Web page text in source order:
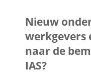
Nieuw
werkgevers
naar de
IAS?